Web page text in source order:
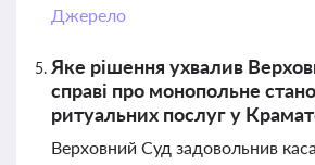
Джерело
Яке рішення ухвалив
справі про монопольне
ритуальних послуг у
Верховний Суд задовольнив